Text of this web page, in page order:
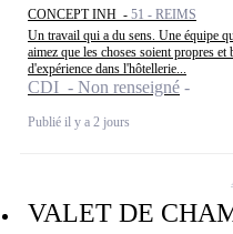
CONCEPT INH - 51 - REIMS
Un travail qui a du sens. Une équipe
aimez que les choses soient propres
d'expérience dans l'hôtellerie...
CDI - Non renseigné
Publié il y a 2 jours
VALET DE